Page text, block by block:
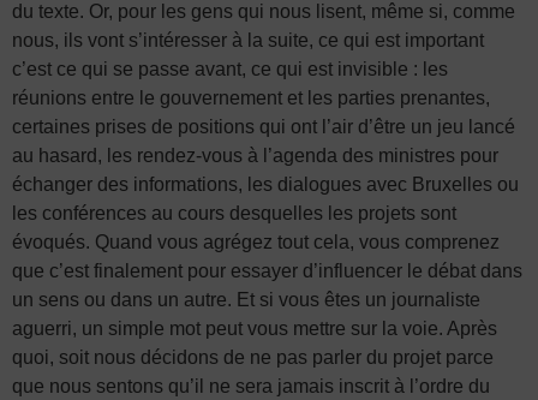
du texte. Or, pour les gens qui nous lisent, même si, comme
nous, ils vont s’intéresser à la suite, ce qui est important
c’est ce qui se passe avant, ce qui est invisible : les
réunions entre le gouvernement et les parties prenantes,
certaines prises de positions qui ont l’air d’être un jeu lancé
au hasard, les rendez-vous à l’agenda des ministres pour
échanger des informations, les dialogues avec Bruxelles ou
les conférences au cours desquelles les projets sont
évoqués. Quand vous agrégez tout cela, vous comprenez
que c’est finalement pour essayer d’influencer le débat dans
un sens ou dans un autre. Et si vous êtes un journaliste
aguerri, un simple mot peut vous mettre sur la voie. Après
quoi, soit nous décidons de ne pas parler du projet parce
que nous sentons qu’il ne sera jamais inscrit à l’ordre du